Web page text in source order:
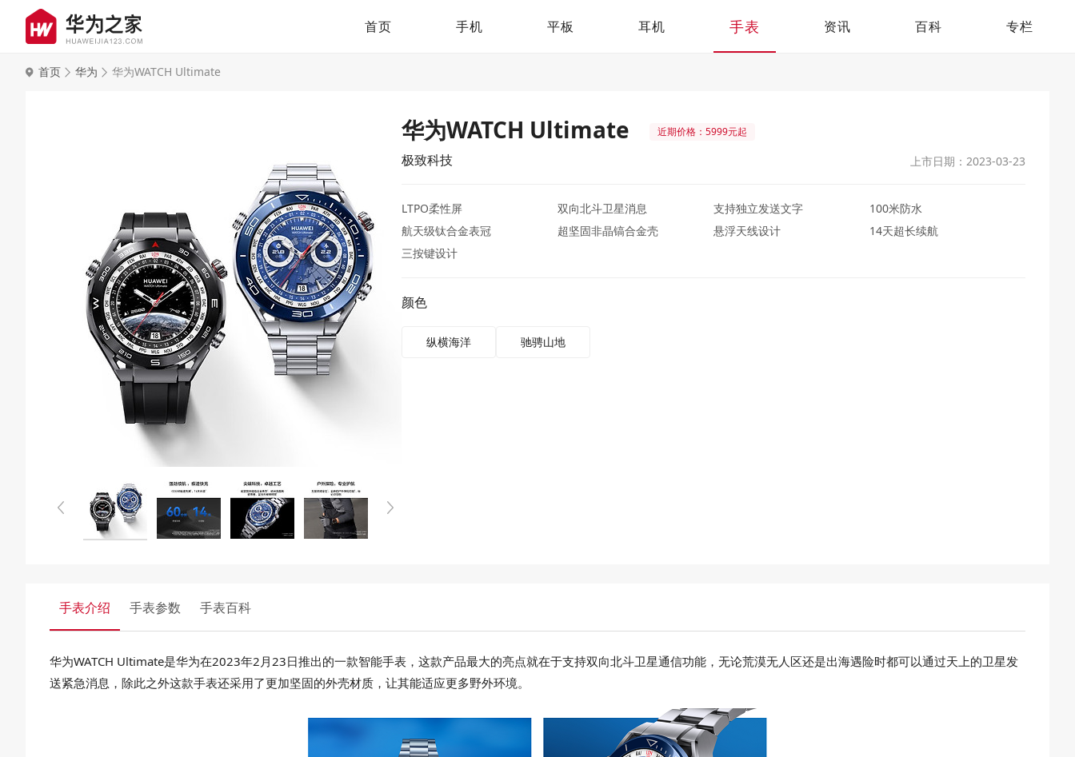
首页 手机 平板 耳机 手表 资讯 百科 专栏
首页 华为 华为WATCH Ultimate
华为WATCH Ultimate 近期价格：5999元起
极致科技 上市日期：2023-03-23
LTPO柔性屏 双向北斗卫星消息 支持独立发送文字
100米防水
航天级钛合金表冠
超坚固非晶镐合金壳 悬浮天线设计
14天超长续航
三按键设计
颜色
纵横海洋 驰骋山地
手表介绍 手表参数 手表百科
华为WATCH Ultimate是华为在2023年2月23日推出的一款智能手表，这款产品最大的亮点就在于支持双向北斗卫星通信功能，无论荒漠无人区还是出海遇险时都可以通过天上的卫星发
送紧急消息，除此之外这款手表还采用了更加坚固的外壳材质，让其能适应更多野外环境。